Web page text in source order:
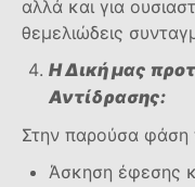
αλλά και για
θεμελιώδεις
Η Δική μας
Αντίδρασης:
Στην παρούσα φάση
Άσκηση έφεσης